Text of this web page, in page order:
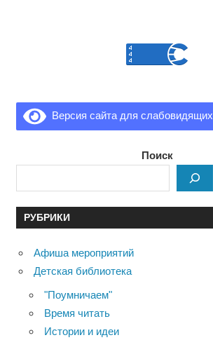
Версия сайта для слабовидящих
Поиск
РУБРИКИ
Афиша мероприятий
Детская библиотека
"Поумничаем"
Время читать
Истории и идеи